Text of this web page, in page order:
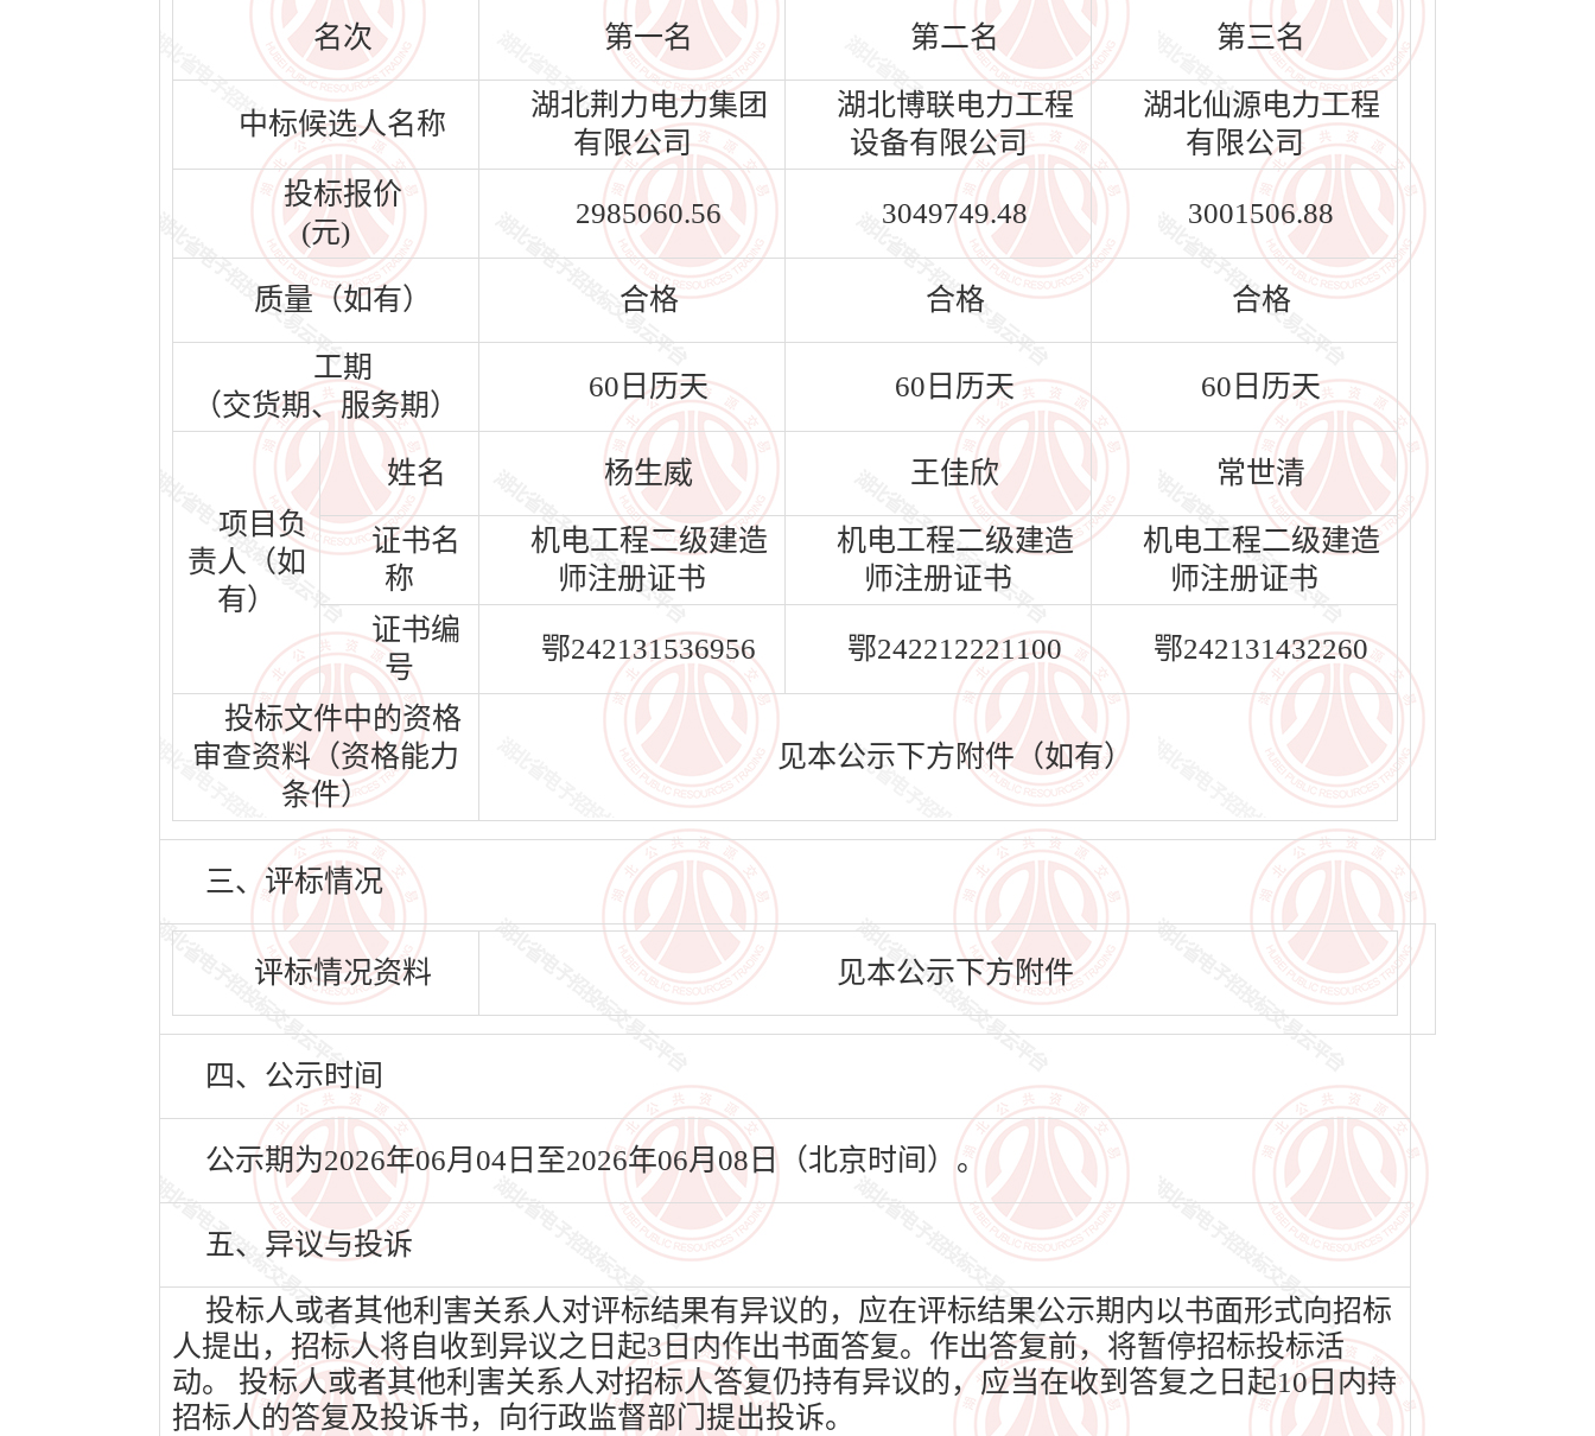
名次 第一名 第二名 第三名
中标候选人名称
湖北荆力电力集团
有限公司
湖北博联电力工程
设备有限公司
湖北仙源电力工程
有限公司
投标报价
(元)
2985060.56 3049749.48 3001506.88
质量（如有） 合格 合格 合格
工期
（交货期、服务期）
60日历天 60日历天 60日历天
项目负
责人（如
有）
姓名 杨生威 王佳欣 常世清
证书名
称
机电工程二级建造
师注册证书
机电工程二级建造
师注册证书
机电工程二级建造
师注册证书
证书编
号
鄂242131536956 鄂242212221100 鄂242131432260
投标文件中的资格
审查资料（资格能力
条件）
见本公示下方附件（如有）
三、评标情况
评标情况资料 见本公示下方附件
四、公示时间
公示期为2026年06月04日至2026年06月08日（北京时间）。
五、异议与投诉
投标人或者其他利害关系人对评标结果有异议的，应在评标结果公示期内以书面形式向招标
人提出，招标人将自收到异议之日起3日内作出书面答复。作出答复前，将暂停招标投标活
动。 投标人或者其他利害关系人对招标人答复仍持有异议的，应当在收到答复之日起10日内持
招标人的答复及投诉书，向行政监督部门提出投诉。